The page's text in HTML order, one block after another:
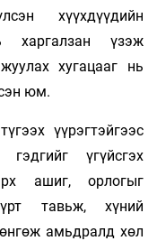
хүүхдүүдийн
харгалзан үзэж
хугацааг нь
юм.
үүрэгтэйгээс
үгүйсгэх
ашиг, орлогыг
тавьж, хүний
амьдралд хөл